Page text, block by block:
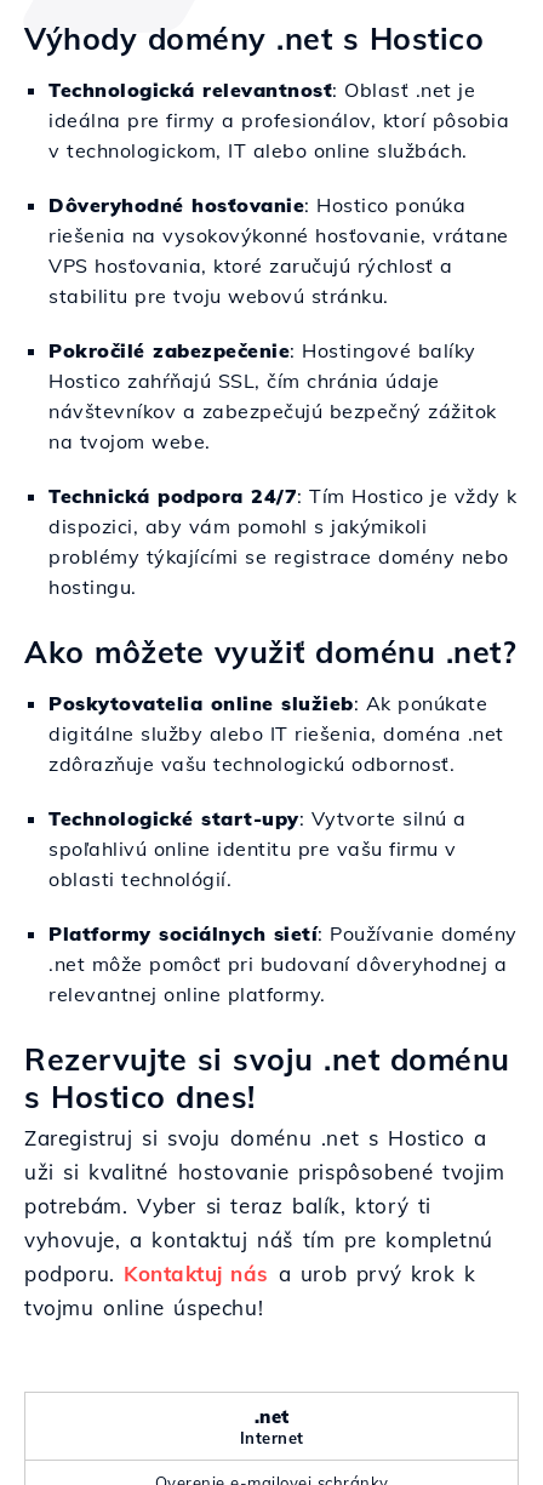
Výhody domény .net s Hostico
Technologická relevantnosť: Oblasť .net je
ideálna pre firmy a profesionálov, ktorí pôsobia
v technologickom, IT alebo online službách.
Dôveryhodné hosťovanie: Hostico ponúka
riešenia na vysokovýkonné hosťovanie, vrátane
VPS hosťovania, ktoré zaručujú rýchlosť a
stabilitu pre tvoju webovú stránku.
Pokročilé zabezpečenie: Hostingové balíky
Hostico zahŕňajú SSL, čím chránia údaje
návštevníkov a zabezpečujú bezpečný zážitok
na tvojom webe.
Technická podpora 24/7: Tím Hostico je vždy k
dispozici, aby vám pomohl s jakýmikoli
problémy týkajícími se registrace domény nebo
hostingu.
Ako môžete využiť doménu .net?
Poskytovatelia online služieb: Ak ponúkate
digitálne služby alebo IT riešenia, doména .net
zdôrazňuje vašu technologickú odbornosť.
Technologické start-upy: Vytvorte silnú a
spoľahlivú online identitu pre vašu firmu v
oblasti technológií.
Platformy sociálnych sietí: Používanie domény
.net môže pomôcť pri budovaní dôveryhodnej a
relevantnej online platformy.
Rezervujte si svoju .net doménu
s Hostico dnes!
Zaregistruj si svoju doménu .net s Hostico a
uži si kvalitné hostovanie prispôsobené tvojim
potrebám. Vyber si teraz balík, ktorý ti
vyhovuje, a kontaktuj náš tím pre kompletnú
podporu. Kontaktuj nás a urob prvý krok k
tvojmu online úspechu!
.net
Internet